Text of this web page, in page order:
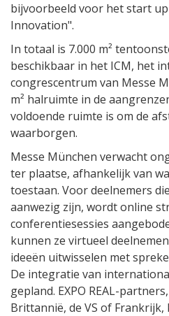
bijvoorbeeld voor het start up
Innovation".
In totaal is 7.000 m²
beschikbaar in het ICM, het
congrescentrum van Messe
m² halruimte in de
voldoende ruimte is om de
waarborgen.
Messe München verwacht
ter plaatse, afhankelijk van
toestaan. Voor deelnemers
aanwezig zijn, wordt online
conferentiesessies
kunnen ze virtueel
ideeën uitwisselen met
De integratie van
gepland. EXPO REAL-
Brittannië, de VS of